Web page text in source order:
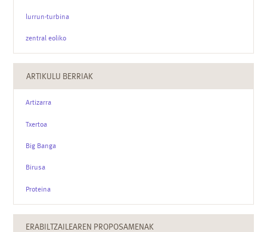
lurrun-turbina
zentral eoliko
ARTIKULU BERRIAK
Artizarra
Txertoa
Big Banga
Birusa
Proteina
ERABILTZAILEAREN PROPOSAMENAK